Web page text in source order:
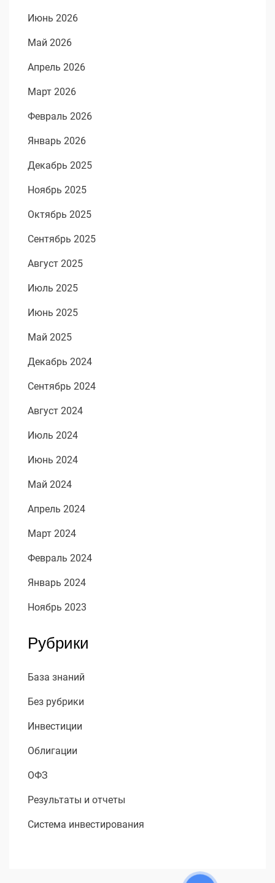
Июнь 2026
Май 2026
Апрель 2026
Март 2026
Февраль 2026
Январь 2026
Декабрь 2025
Ноябрь 2025
Октябрь 2025
Сентябрь 2025
Август 2025
Июль 2025
Июнь 2025
Май 2025
Декабрь 2024
Сентябрь 2024
Август 2024
Июль 2024
Июнь 2024
Май 2024
Апрель 2024
Март 2024
Февраль 2024
Январь 2024
Ноябрь 2023
Рубрики
База знаний
Без рубрики
Инвестиции
Облигации
ОФЗ
Результаты и отчеты
Система инвестирования